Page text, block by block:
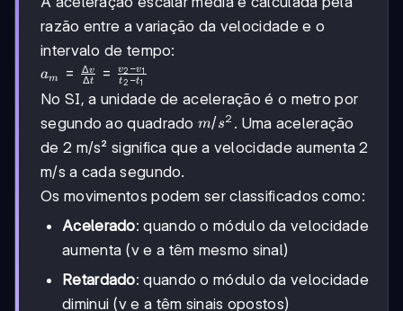
razão entre a variação da velocidade e o
intervalo de tempo:
a_m =
\frac{\Delta
v}{\Delta t}
= \frac{v_2
- v_1}{t_2 -
t_1}
am = Δt
Δv = t2 −t1
v2 −v1
No SI, a unidade de aceleração é o metro por
segundo ao quadradom/s²
m/s2 . Uma aceleração
de 2 m/s² significa que a velocidade aumenta 2
m/s a cada segundo.
Os movimentos podem ser classificados como:
Acelerado: quando o módulo da velocidade
aumenta (v e a têm mesmo sinal)
Retardado: quando o módulo da velocidade
diminui (v e a têm sinais opostos)